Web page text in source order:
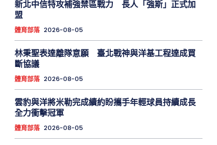
新北中信特攻補強禁區戰力 長人「強斯」正式加
盟
體育部落 2026-08-05
林秉聖表達離隊意願 臺北戰神與洋基工程達成買
斷協議
體育部落 2026-08-05
雲豹與洋將米勒完成續約盼攜手年輕球員持續成長
全力衝擊冠軍
體育部落 2026-08-05